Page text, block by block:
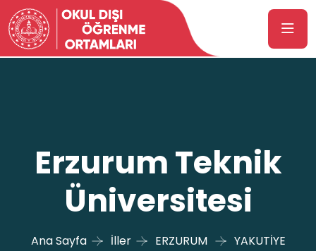
Erzurum Teknik
Üniversitesi
Ana Sayfa İller ERZURUM YAKUTİYE